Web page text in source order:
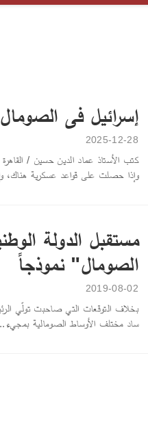
إسرائيل فى
2025-12-28
كتب الأستاذ عماد الدين حسين /
وإذا حصلت على قواعد عسكرية هناك،
مستقبل الدولة
الصومال" نموذجاً
2019-08-02
ساد مختلف الأوساط الصومالية